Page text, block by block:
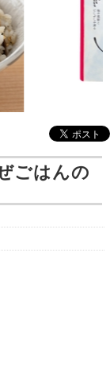
ごはんの